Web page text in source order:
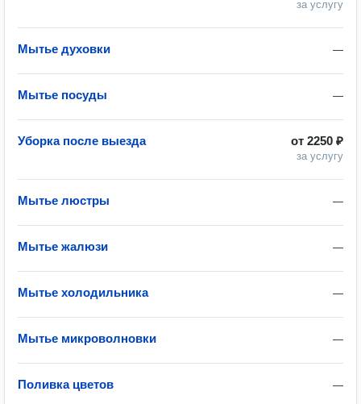
за услугу
—
Мытье духовки
—
Мытье посуды
от 2250 ₽
за услугу
Уборка после выезда
—
Мытье люстры
—
Мытье жалюзи
—
Мытье холодильника
—
Мытье микроволновки
—
Поливка цветов